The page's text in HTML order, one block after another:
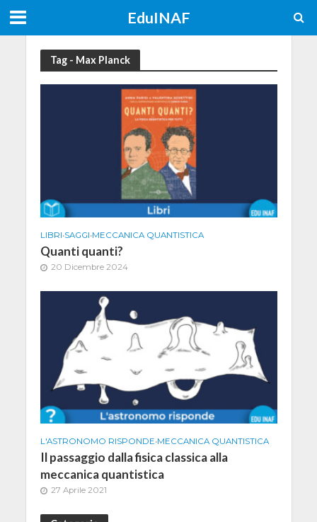
EduINAF
Tag - Max Planck
LIBRI•SAGGI•MECCANICA QUANTISTICA
Quanti quanti?
20 Dicembre 2024
L'ASTRONOMO RISPONDE•MECCANICA QUANTISTICA
Il passaggio dalla fisica classica alla
meccanica quantistica
27 Aprile 2021